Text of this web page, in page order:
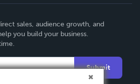
sales, audience growth, and
you build your business.
Submit